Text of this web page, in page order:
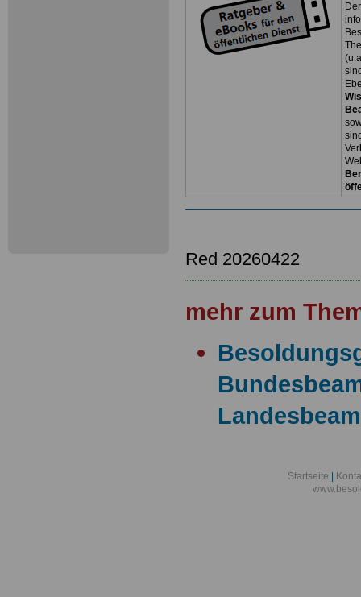
Ver
Red 20260422
mehr zum
Startseite |